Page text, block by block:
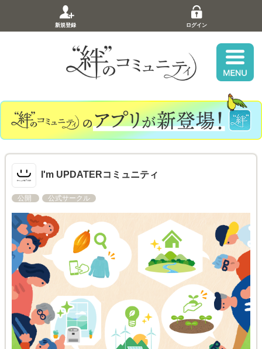
新規登録 ログイン
I'm UPDATERコミュニティ
公開 公式サークル